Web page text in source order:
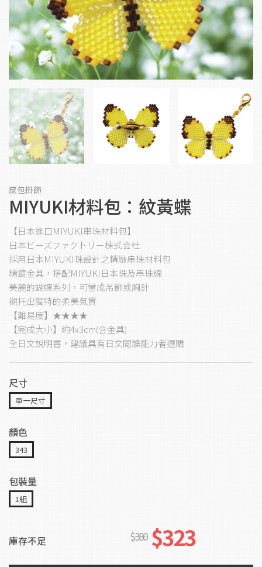
皮包掛飾
MIYUKI材料包：紋黃蝶
【日本進口MIYUKI串珠材料包】
日本ビーズファクトリー株式会社
採用日本MIYUKI珠設計之精緻串珠材料包
精鍍金具，搭配MIYUKI日本珠及串珠線
美麗的蝴蝶系列，可當成吊飾或胸針
襯托出獨特的柔美氣質
【難易度】★★★★
【完成大小】約4x3cm(含金具)
全日文說明書，建議具有日文閱讀能力者選購
尺寸
單一尺寸
顏色
343
包裝量
1組
庫存不足 $380 $323